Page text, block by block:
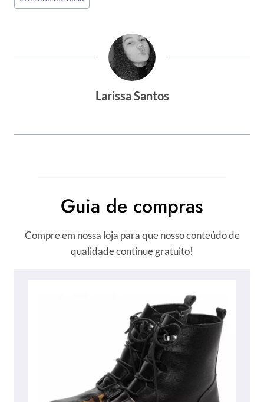
Larissa Santos
Guia de compras
Compre em nossa loja para que nosso conteúdo de
qualidade continue gratuito!